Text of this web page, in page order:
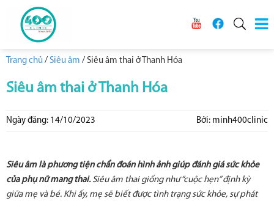
Trang chủ / Siêu âm / Siêu âm thai ở Thanh Hóa
Siêu âm thai ở Thanh Hóa
Ngày đăng: 14/10/2023 Bởi: minh400clinic
Siêu âm là phương tiện chẩn đoán hình ảnh giúp đánh giá sức khỏe
của phụ nữ mang thai. Siêu âm thai giống như “cuộc hẹn” định kỳ
giữa mẹ và bé. Khi ấy, mẹ sẽ biết được tình trạng sức khỏe, sự phát